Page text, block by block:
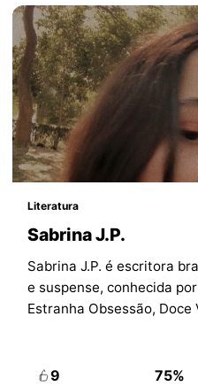
Literatura
Sabrina J.P.
Sabrina J.P. é escritora
e suspense, conhecida
Estranha Obsessão,
9 75%